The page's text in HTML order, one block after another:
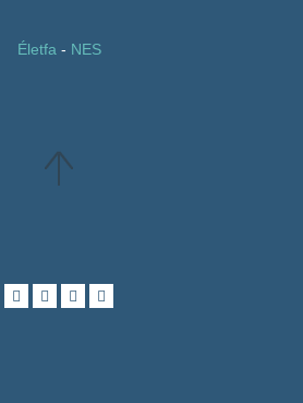
Életfa - NES